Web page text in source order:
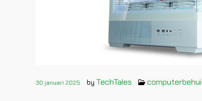
30 januari 2025 by TechTales